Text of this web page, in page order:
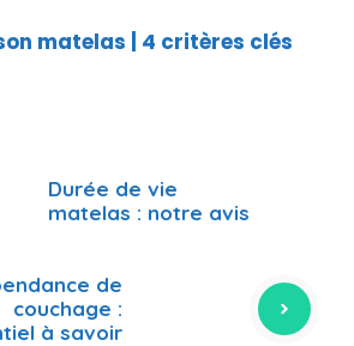
matelas | 4 critères clés
Durée de vie
matelas : notre avis
de
couchage :
à savoir